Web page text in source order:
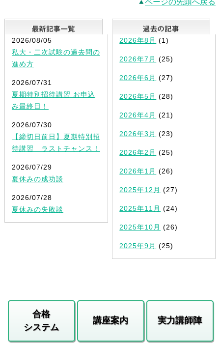
ページの先頭へ戻る
最新記事一覧
2026/08/05
私大・二次試験の過去問の
進め方
2026/07/31
夏期特別招待講習 お申込
み最終日！
2026/07/30
【締切日前日】夏期特別招
待講習 ラストチャンス！
2026/07/29
夏休みの成功談
2026/07/28
夏休みの失敗談
2026年8月 (1)
2026年7月 (25)
2026年6月 (27)
2026年5月 (28)
2026年4月 (21)
2026年3月 (23)
2026年2月 (25)
2026年1月 (26)
2025年12月 (27)
2025年11月 (24)
2025年10月 (26)
2025年9月 (25)
合格
システム
講座案内 実力講師陣